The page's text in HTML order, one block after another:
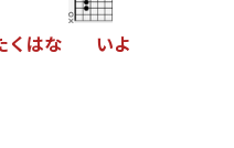
く はな いよ